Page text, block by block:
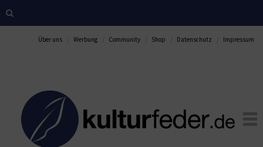
Über uns Werbung Community Shop Datenschutz Impressum